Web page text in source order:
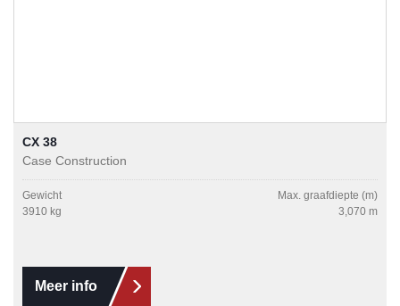
CX 38
Case Construction
Gewicht
3910 kg
Max. graafdiepte (m)
3,070 m
Meer info